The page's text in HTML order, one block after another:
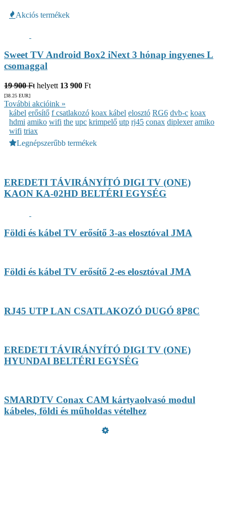
Akciós termékek
Sweet TV Android Box2 iNext 3 hónap ingyenes L
csomaggal
19 900 Ft helyett 13 900 Ft
[38.25 EUR]
További akcióink »
kábel erősítő f csatlakozó koax kábel elosztó RG6 dvb-c koax
hdmi amiko wifi the upc krimpelő utp rj45 conax diplexer amiko
wifi triax
Legnépszerűbb termékek
EREDETI TÁVIRÁNYÍTÓ DIGI TV (ONE)
KAON KA-02HD BELTÉRI EGYSÉG
Földi és kábel TV erősítő 3-as elosztóval JMA
Földi és kábel TV erősítő 2-es elosztóval JMA
RJ45 UTP LAN CSATLAKOZÓ DUGÓ 8P8C
EREDETI TÁVIRÁNYÍTÓ DIGI TV (ONE)
HYUNDAI BELTÉRI EGYSÉG
SMARDTV Conax CAM kártyaolvasó modul
kábeles, földi és műholdas vételhez